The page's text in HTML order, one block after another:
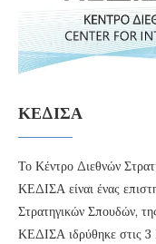
ΚΕΔΙΣΑ
Το Κέντρο Διεθνών
ΚΕΔΙΣΑ είναι ένας
Στρατηγικών Σπουδών,
ΚΕΔΙΣΑ ιδρύθηκε στις 3